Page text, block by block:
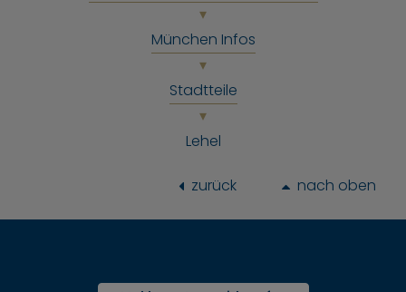
München Infos
Stadtteile
Lehel
zurück nach oben